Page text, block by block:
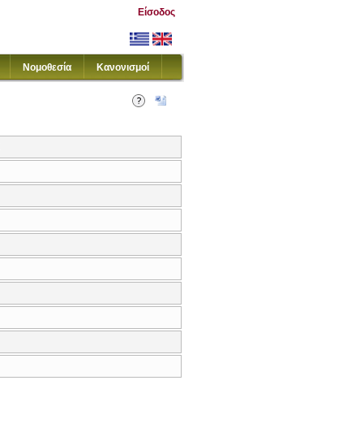
Είσοδος
Νομοθεσία Κανονισμοί